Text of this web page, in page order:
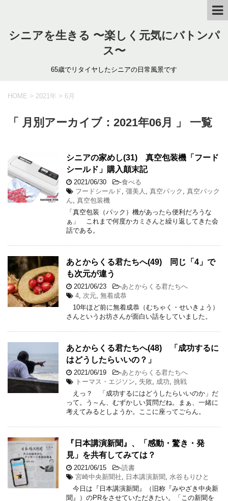
シニアを生きる 〜楽しく元気にバトンパ
ス〜
65歳でリタイヤしたシニアの日常風景です
HOME > 2021年 > 6月
「 月別アーカイブ：2021年06月 」 一覧
シニアの家めし(31) 真空包装機「フード
シールド」購入顛末記
2021/06/30 -食べる
フードシールド 彊美人 真空パック
真空パック
ん 真空包装機
「真空包装（パック）機があったら便利だろうな
ぁ」 これまで何度かカミさんと繰り返してきた会
話である。
あとからくる君たちへ(49) 同じ「4」で
も次元が違う
2021/06/23 -あとからくる君たちへ
4 次元 無着成恭
10年ほど前に無着成恭（むちゃく・せいきょう）
さんというお坊さんが面白い話をしていました。
あとからくる君たちへ(48) 「成功するに
はどうしたらいいの？」
2021/06/19 -あとからくる君たちへ
トーマス・エジソン
失敗 成功 挑戦
えっ？ 「成功するにはどうしたらいいのか」だ
って。う～ん、むずかしい質問だね。まぁ、一緒に
考えてみるとしようか。ここに座ってごらん。
『日本講演新聞』、「感動・驚き・発
見」を共有してみては？
2021/06/15 -読書
宮崎中央新聞社
日本講演新聞
水谷もりひと
今日は『日本講演新聞』（旧称『みやざき中央新
聞』）のPRをさせていただきたい。「この新聞を